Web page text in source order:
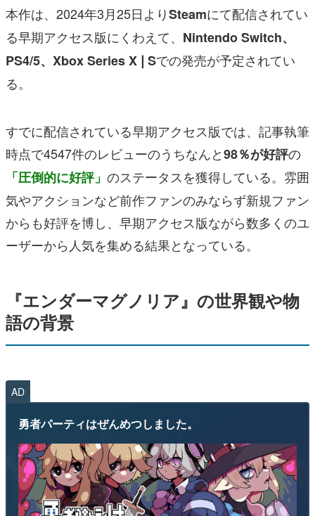
本作は、2024年3月25日よりSteamにて配信されてい
る早期アクセス版にくわえて、 Nintendo Switch、
PS4/5、Xbox Series X❘Sでの発売が予定されてい
る。
すでに配信されている早期アクセス版では、記事執筆
時点で4547件のレビューのうちなんと98％が好評の
「圧倒的に好評」 のステータスを獲得している。雰囲
気やアクションなど前作ファンのみならず新規ファン
からも好評を博し、早期アクセス版ながら数多くのユ
ーザーから人気を集める結果となっている。
『エンダーマグノリア』の世界観や物
語の背景
AD
勇者パーティはぜんめつしました。